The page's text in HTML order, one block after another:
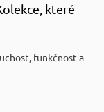
které
funkčnost a